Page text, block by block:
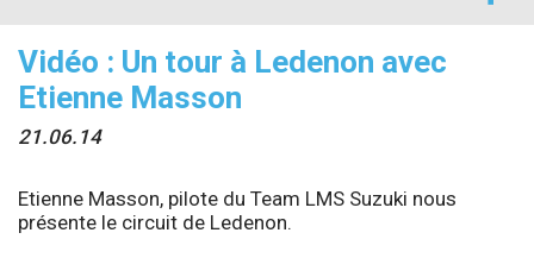
Vidéo : Un tour à Ledenon avec
Etienne Masson
21.06.14
Etienne Masson, pilote du Team LMS Suzuki nous
présente le circuit de Ledenon.